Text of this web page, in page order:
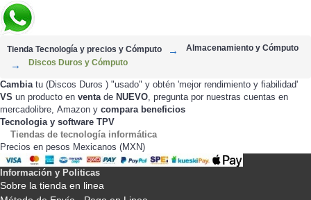
Tienda Tecnología y precios y Cómputo
Almacenamiento y Cómputo
Discos Duros y Cómputo
Cambia tu (Discos Duros ) "usado" y obtén 'mejor rendimiento y fiabilidad'
VS un producto en venta de NUEVO , pregunta por nuestras cuentas en
mercadolibre Amazon y compara beneficios
Tecnologia y software TPV
Tiendas de tecnología informática
Precios en pesos Mexicanos (MXN)
Información y Politicas
Sobre la tienda en linea